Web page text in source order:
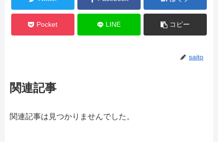
Pocket LINE コピー
saito
関連記事
関連記事は見つかりませんでした。